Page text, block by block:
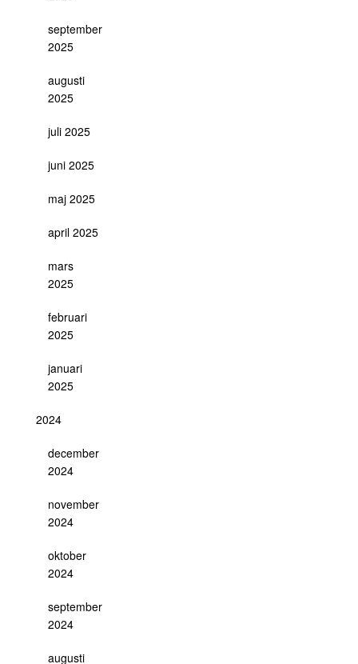
september
2025
augusti
2025
juli 2025
juni 2025
maj 2025
april 2025
mars
2025
februari
2025
januari
2025
2024
december
2024
november
2024
oktober
2024
september
2024
augusti